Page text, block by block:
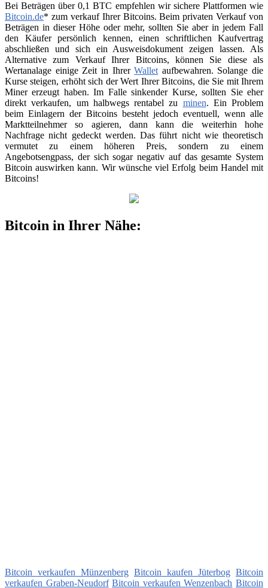
Bei Beträgen über 0,1 BTC empfehlen wir sichere Plattformen wie
Bitcoin.de* zum verkauf Ihrer Bitcoins. Beim privaten Verkauf von
Beträgen in dieser Höhe oder mehr, sollten Sie aber in jedem Fall
den Käufer persönlich kennen, einen schriftlichen Kaufvertrag
abschließen und sich ein Ausweisdokument zeigen lassen. Als
Alternative zum Verkauf Ihrer Bitcoins, können Sie diese als
Wertanalage einige Zeit in IhrerWallet aufbewahren. Solange die
Kurse steigen, erhöht sich der Wert Ihrer Bitcoins, die Sie mit Ihrem
Miner erzeugt haben. Im Falle sinkender Kurse, sollten Sie eher
direkt verkaufen, um halbwegs rentabel zu minen. Ein Problem
beim Einlagern der Bitcoins besteht jedoch eventuell, wenn alle
Marktteilnehmer so agieren, dann kann die weiterhin hohe
Nachfrage nicht gedeckt werden. Das führt nicht wie theoretisch
vermutet zu einem höheren Preis, sondern zu einem
Angebotsengpass, der sich sogar negativ auf das gesamte System
Bitcoin auswirken kann. Wir wünsche viel Erfolg beim Handel mit
Bitcoins!
Bitcoin in Ihrer Nähe:
Bitcoin verkaufen Münzenberg Bitcoin kaufen Jüterbog Bitcoin
verkaufen Graben-Neudorf Bitcoin verkaufen Wenzenbach Bitcoin